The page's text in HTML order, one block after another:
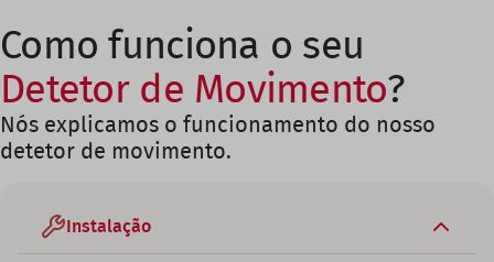
Como funciona o seu
Detetor de Movimento?
Nós explicamos o funcionamento do nosso
detetor de movimento.
Instalação